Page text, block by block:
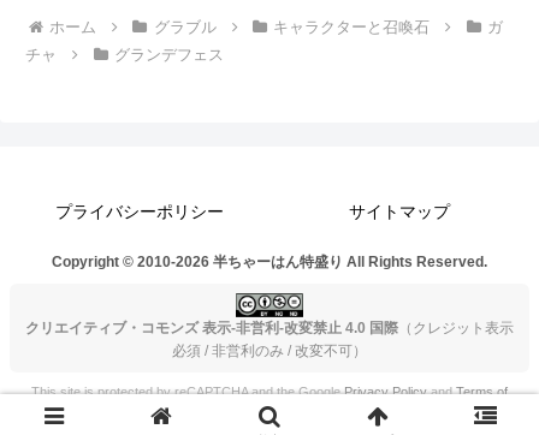
ホーム グラブル キャラクターと召喚石
ガ
チャ
グランデフェス
プライバシーポリシー サイトマップ
Copyright © 2010-2026 半ちゃーはん特盛り All Rights Reserved.
クリエイティブ・コモンズ 表示-非営利-改変禁止 4.0 国際 （クレジット表示
必須 / 非営利のみ / 改変不可）
This site is protected by reCAPTCHA and the GooglePrivacy PolicyandTerms of
Serviceapply.